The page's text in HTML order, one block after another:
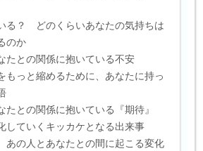
る？ どのくらいあなたの気持ちは
のか
たとの関係に抱いている不安
もっと縮めるために、あなたに持っ
たとの関係に抱いている『期待』
していくキッカケとなる出来事
あの人とあなたとの間に起こる変化